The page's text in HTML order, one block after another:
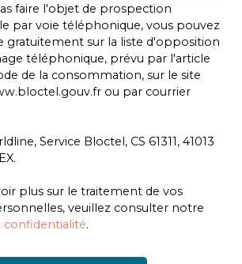
faire l'objet de prospection
par voie téléphonique, vous pouvez
gratuitement sur la liste d'opposition
téléphonique, prévu par l'article
de la consommation, sur le site
ou par courrier
Service Bloctel, CS 61311, 41013
plus sur le traitement de vos
veuillez consulter notre
confidentialité.